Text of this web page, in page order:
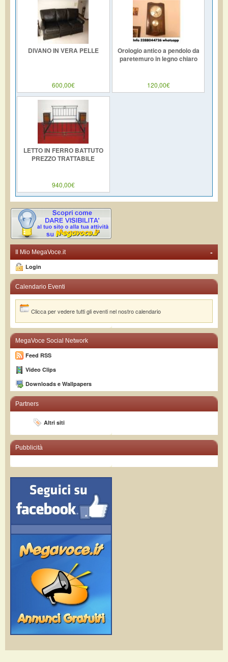
DIVANO IN VERA PELLE
600,00€
Orologio antico a pendolo da
paretemuro in legno chiaro
120,00€
LETTO IN FERRO BATTUTO
PREZZO TRATTABILE
940,00€
-
Il Mio MegaVoce.it
Login
Calendario Eventi
Clicca per vedere tutti gli eventi nel nostro calendario
MegaVoce Social Network
Feed RSS
Video Clips
Downloads e Wallpapers
Partners
Altri siti
Pubblicità